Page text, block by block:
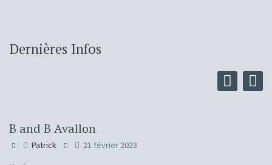
Dernières Infos
B and B Avallon
Patrick 21 février 2023